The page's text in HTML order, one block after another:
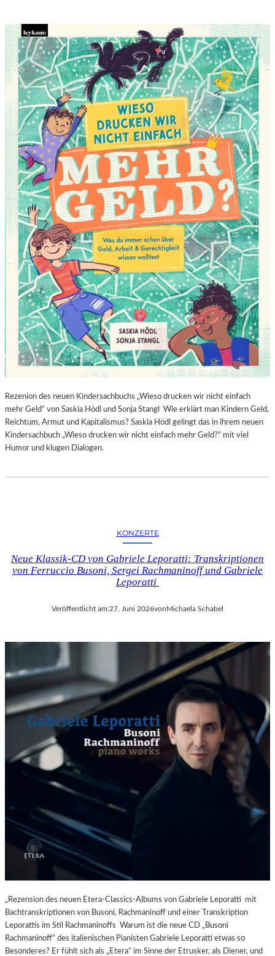
Rezenion des neuen Kindersachbuchs „Wieso drucken wir nicht einfach
mehr Geld“ von Saskia Hödl und Sonja Stangl Wie erklärt man Kindern Geld,
Reichtum, Armut und Kapitalismus? Saskia Hödl gelingt das in ihrem neuen
Kindersachbuch „Wieso drucken wir nicht einfach mehr Geld?“ mit viel
Humor und klugen Dialogen.
KONZERTE
Neue Klassik-CD von Gabriele Leporatti: Transkriptionen
von Ferruccio Busoni, Sergei Rachmaninoff und Gabriele
Leporatti
Veröffentlicht am:27. Juni 2026vonMichaela Schabel
„Rezension des neuen Etera-Classics-Albums von Gabriele Leporatti mit
Bachtranskriptionen von Busoni, Rachmaninoff und einer Transkription
Leporattis im Stil Rachmaninoffs Warum ist die neue CD „Busoni
Rachmaninoff“ des italienischen Pianisten Gabriele Leporatti etwas so
Besonderes? Er fühlt sich als „Etera“ im Sinne der Etrusker, als Diener, und